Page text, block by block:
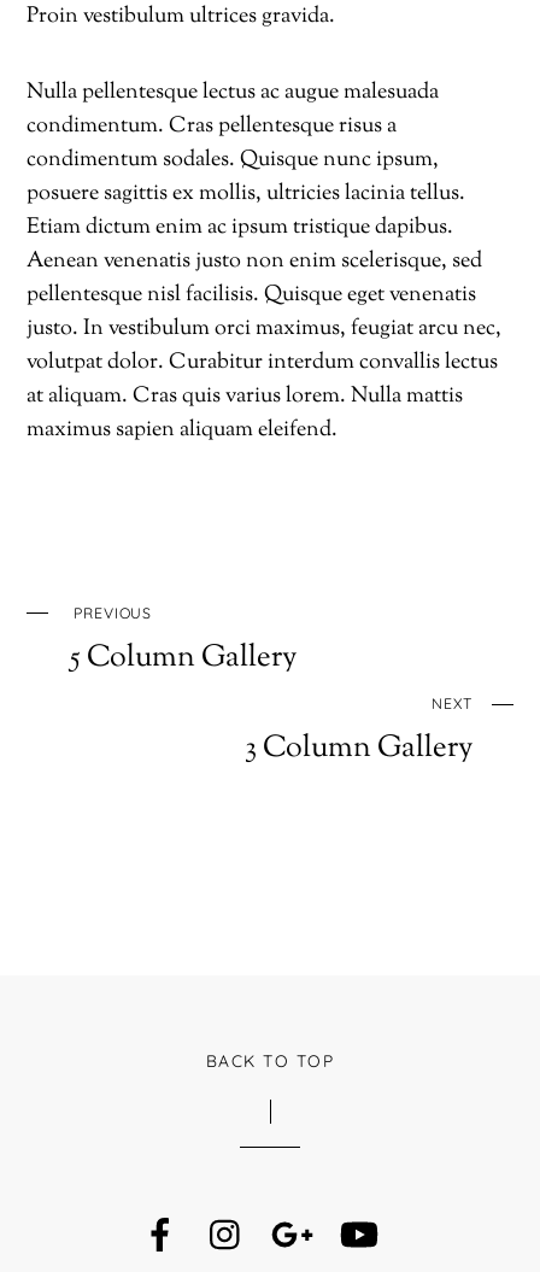
Proin vestibulum ultrices gravida.
Nulla pellentesque lectus ac augue malesuada
condimentum. Cras pellentesque risus a
condimentum sodales. Quisque nunc ipsum,
posuere sagittis ex mollis, ultricies lacinia tellus.
Etiam dictum enim ac ipsum tristique dapibus.
Aenean venenatis justo non enim scelerisque, sed
pellentesque nisl facilisis. Quisque eget venenatis
justo. In vestibulum orci maximus, feugiat arcu nec,
volutpat dolor. Curabitur interdum convallis lectus
at aliquam. Cras quis varius lorem. Nulla mattis
maximus sapien aliquam eleifend.
PREVIOUS
5 Column Gallery
NEXT
3 Column Gallery
BACK TO TOP